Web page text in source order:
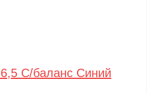
6,5 С/баланс Синий